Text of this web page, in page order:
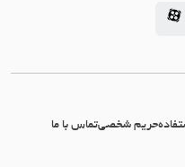
لینکداین
جاما در تلگرام
سامانه جاما در آپارات
حریم شخصیتماس با ما